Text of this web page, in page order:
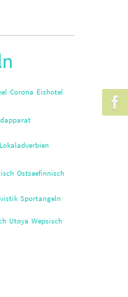
Corona Eishotel
Lokaladverbien
Ostseefinnisch
Sportangeln
Utøya Wepsisch